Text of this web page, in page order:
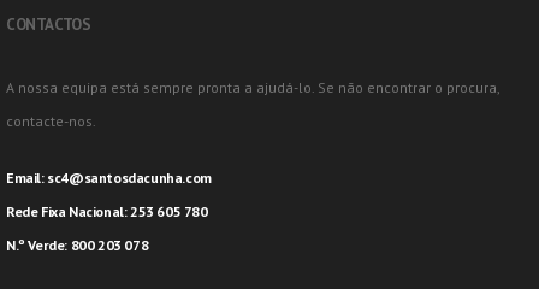
CONTACTOS
A nossa equipa está sempre pronta a ajudá-lo. Se não encontrar o procura,
contacte-nos.
Email: sc4@santosdacunha.com
Rede Fixa Nacional: 253 605 780
N.º Verde: 800 203 078